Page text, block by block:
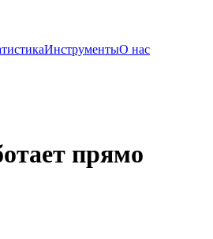
ИнструментыО нас
прямо